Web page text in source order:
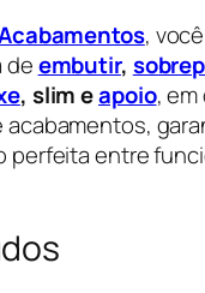
,
deembutir,
, slim eapoio,
acabamentos,
perfeita entre